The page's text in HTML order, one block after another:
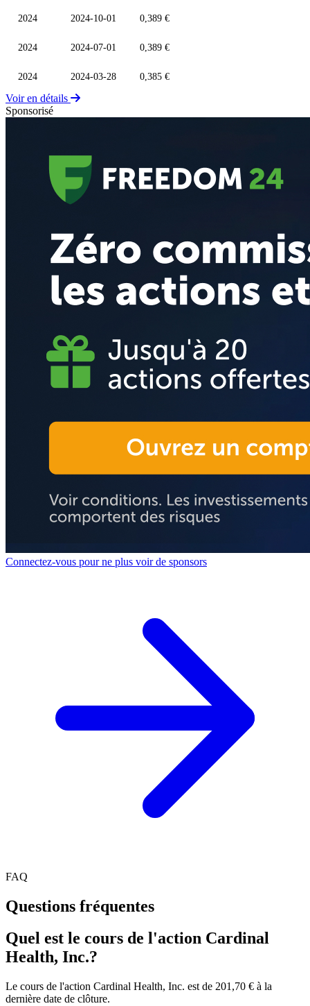
2024 2024-10-01 0,389 €
2024 2024-07-01 0,389 €
2024 2024-03-28 0,385 €
Voir en détails
Sponsorisé
Connectez-vous pour ne plus voir de sponsors
FAQ
Questions fréquentes
Quel est le cours de l'action Cardinal
Health, Inc.?
Le cours de l'action Cardinal Health, Inc. est de 201,70 € à la
dernière date de clôture.